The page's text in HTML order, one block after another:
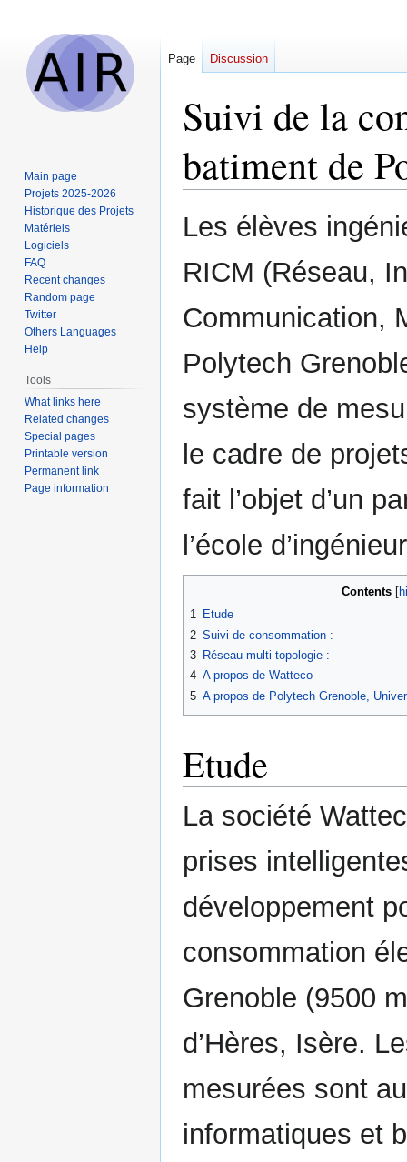
Suivi de la
batiment de
Jump
to
Jump
to
Les élèves
RICM (Réseau,
Communication,
Polytech
système de
le cadre de
fait l’objet d’un
l’école
Contents
1 Etude
2 Suivi de consommation :
3 Réseau multi-topologie :
4 A propos de Watteco
5 A propos de Polytech Grenoble,
Etude
La société
prises
développement
consommation
Grenoble (9500
d’Hères, Isère.
mesurées sont
informatiques et
Page Discussion
Main page
Projets 2025-2026
Historique des Projets
Matériels
Logiciels
FAQ
Recent changes
Random page
Twitter
Others Languages
Help
Tools
What links here
Related changes
Special pages
Printable version
Permanent link
Page information